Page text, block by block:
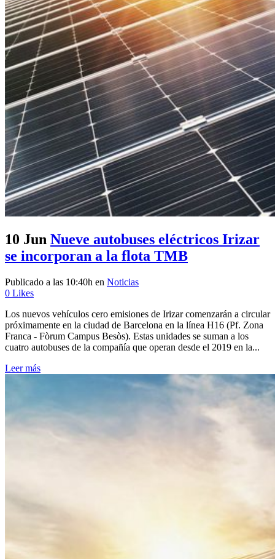
10 Jun Nueve autobuses eléctricos Irizar
se incorporan a la flota TMB
Publicado a las 10:40h en Noticias
0 Likes
Los nuevos vehículos cero emisiones de Irizar comenzarán a circular
próximamente en la ciudad de Barcelona en la línea H16 (Pf. Zona
Franca - Fòrum Campus Besòs). Estas unidades se suman a los
cuatro autobuses de la compañía que operan desde el 2019 en la...
Leer más